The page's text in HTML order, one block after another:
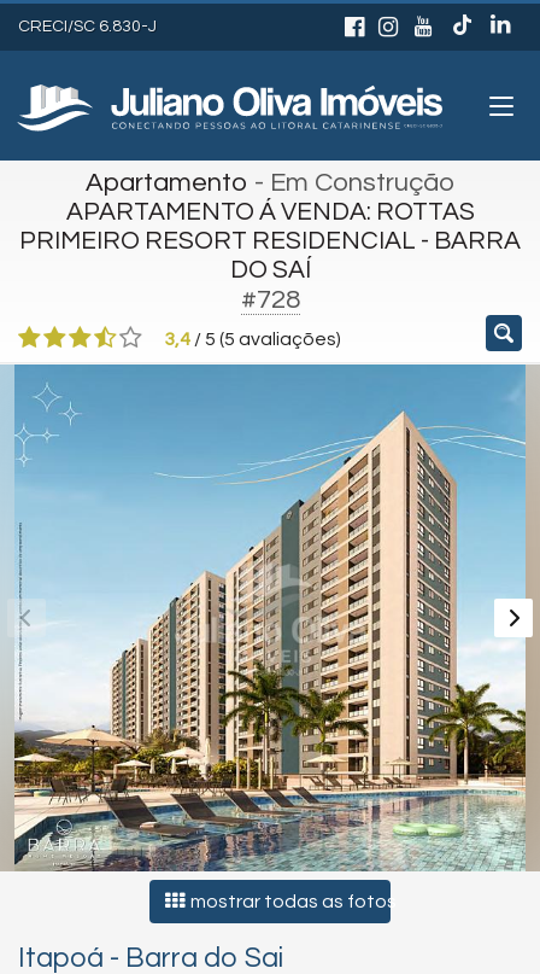
CRECI/SC 6.830-J
Apartamento - Em Construção
APARTAMENTO Á VENDA: ROTTAS
PRIMEIRO RESORT RESIDENCIAL - BARRA
DO SAÍ
#728
3,4 /5 (5 avaliações)
mostrar todas as fotos
Itapoá - Barra do Sai